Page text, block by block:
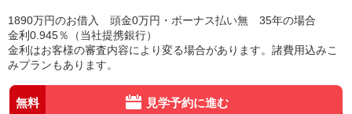
1890万円のお借入 頭金0万円・ボーナス払い無 35年の場合
金利0.945％（当社提携銀行）
金利はお客様の審査内容により変る場合があります。諸費用込みこ
みプランもあります。
無料 見学予約に進む